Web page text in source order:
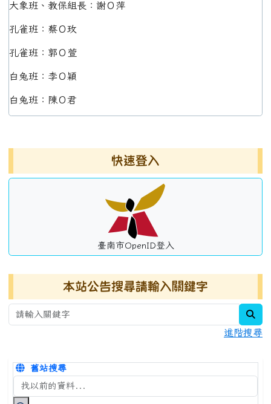
大象班、教保組長：謝Ｏ萍
孔雀班：蔡Ｏ玫
孔雀班：郭Ｏ萱
白兔班：李Ｏ穎
白兔班：陳Ｏ君
快速登入
臺南市OpenID登入
本站公告搜尋請輸入關鍵字
進階搜尋
舊站搜尋
搜尋台南市永康國小全球資訊網關鍵字